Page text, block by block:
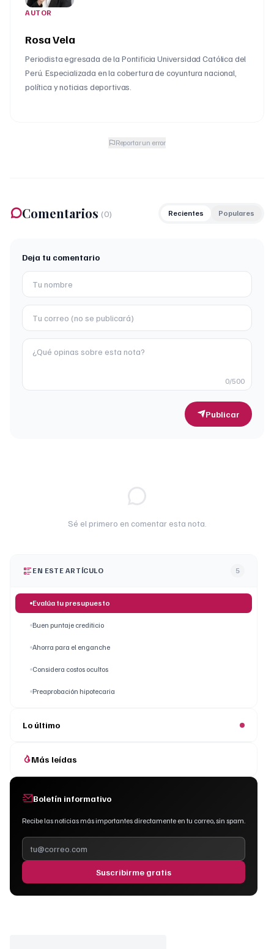
AUTOR
Rosa Vela
Periodista egresada de la Pontificia Universidad Católica del
Perú. Especializada en la cobertura de coyuntura nacional,
política y noticias deportivas.
Reportar un error
Comentarios (0) Recientes Populares
Deja tu comentario
0/500
Publicar
Sé el primero en comentar esta nota.
EN ESTE ARTÍCULO 5
Evalúa tu presupuesto
Buen puntaje crediticio
Ahorra para el enganche
Considera costos ocultos
Preaprobación hipotecaria
Lo último
Más leídas
Boletín informativo
Recibe las noticias más importantes directamente en tu correo, sin spam.
Suscribirme gratis